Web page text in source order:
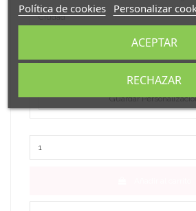
Ciudad
Guardar
Política de cookies Personalizar
RECHAZAR
ACEPTAR